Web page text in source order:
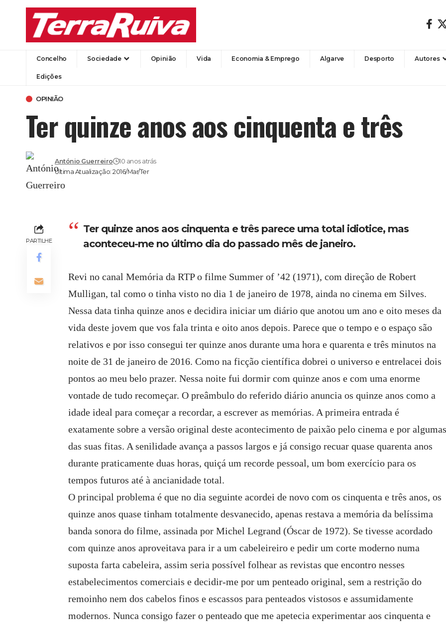
Concelho Sociedade Opinião Vida Economia & Emprego Algarve Desporto Autores
Edições
OPINIÃO
Ter quinze anos aos cinquenta e três
Última Atualização: 2016/Mar/Ter
António Guerreiro 10 anos atrás
PARTILHE
Ter quinze anos aos cinquenta e três parece uma total idiotice, mas
aconteceu-me no último dia do passado mês de janeiro.
Revi no canal Memória da RTP o filme Summer of ’42 (1971), com direção de Robert
Mulligan, tal como o tinha visto no dia 1 de janeiro de 1978, ainda no cinema em Silves.
Nessa data tinha quinze anos e decidira iniciar um diário que anotou um ano e oito meses da
vida deste jovem que vos fala trinta e oito anos depois. Parece que o tempo e o espaço são
relativos e por isso consegui ter quinze anos durante uma hora e quarenta e três minutos na
noite de 31 de janeiro de 2016. Como na ficção científica dobrei o universo e entrelacei dois
pontos ao meu belo prazer. Nessa noite fui dormir com quinze anos e com uma enorme
vontade de tudo recomeçar. O preâmbulo do referido diário anuncia os quinze anos como a
idade ideal para começar a recordar, a escrever as memórias. A primeira entrada é
exatamente sobre a versão original deste acontecimento de paixão pelo cinema e por
das suas fitas. A senilidade avança a passos largos e já consigo recuar quase quarenta anos
durante praticamente duas horas, quiçá um recorde pessoal, um bom exercício para os
tempos futuros até à ancianidade total.
O principal problema é que no dia seguinte acordei de novo com os cinquenta e três anos, os
quinze anos quase tinham totalmente desvanecido, apenas restava a memória da belíssima
banda sonora do filme, assinada por Michel Legrand (Óscar de 1972). Se tivesse acordado
com quinze anos aproveitava para ir a um cabeleireiro e pedir um corte moderno numa
suposta farta cabeleira, assim seria possível folhear as revistas que encontro nesses
estabelecimentos comerciais e decidir-me por um penteado original, sem a restrição do
remoinho nem dos cabelos finos e escassos para penteados vistosos e assumidamente
modernos. Nunca consigo fazer o penteado que me apetecia experimentar aos cinquenta e